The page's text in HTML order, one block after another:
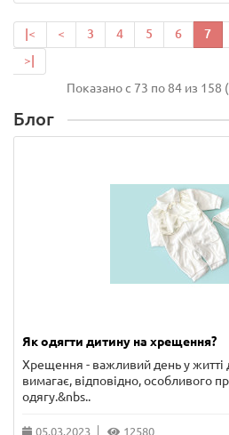
|< < 3 4 5 6 7
>|
Показано с 73 по 84 из 158
Блог
Як одягти дитину на хрещення?
Хрещення - важливий день у житті
вимагає, відповідно, особливого
одягу.&nbs..
05.03.2023 12580